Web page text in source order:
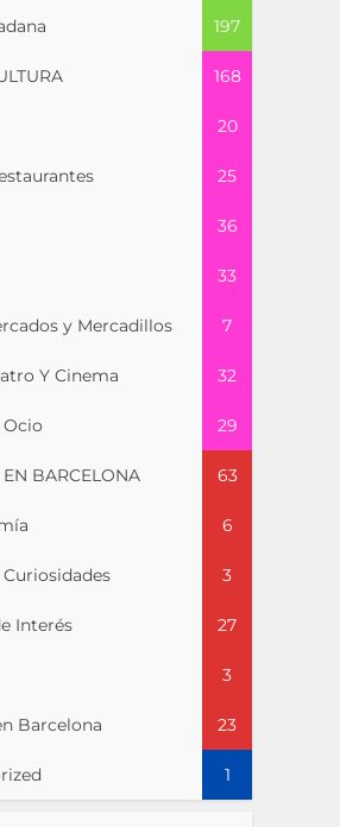
197
168
20
25
36
33
y Mercadillos 7
Y Cinema 32
Ocio 29
BARCELONA 63
6
3
Interés 27
3
Barcelona 23
1